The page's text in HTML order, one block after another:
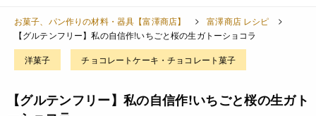
お菓子、パン作りの材料・器具【富澤商店】
富澤商店 レシピ
【グルテンフリー】私の自信作!いちごと桜の生ガトーショコラ
洋菓子 チョコレートケーキ・チョコレート菓子
【グルテンフリー】私の自信作!いちごと桜の生ガト